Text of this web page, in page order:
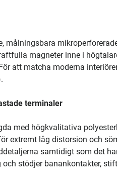
målningsbara
magneter inne i
att matcha moderna
terminaler
med högkvalitativa
extremt låg distorsion och
samtidigt som det
stödjer banankontakter,